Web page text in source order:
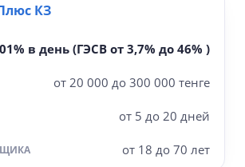
КЗ
в день (ГЭСВ от 3,7% до 46% )
от 20 000 до 300 000 тенге
от 5 до 20 дней
от 18 до 70 лет